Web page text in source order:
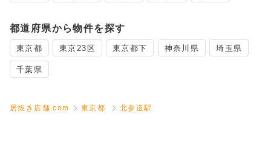
都道府県から物件を探す
東京都 東京23区 東京都下 神奈川県 埼玉県
千葉県
居抜き店舗.com 東京都 北参道駅